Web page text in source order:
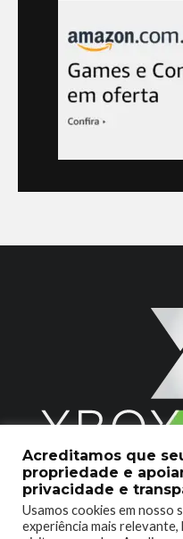
2020 © Xboxmania.
SOBRE O
Acreditamos que
propriedade e
privacidade e
Usamos cookies em nosso
experiência mais